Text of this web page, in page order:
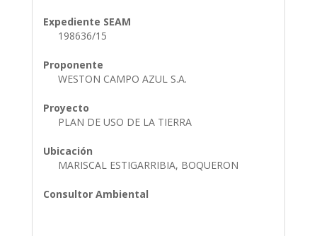
Expediente SEAM
198636/15
Proponente
WESTON CAMPO AZUL S.A.
Proyecto
PLAN DE USO DE LA TIERRA
Ubicación
MARISCAL ESTIGARRIBIA, BOQUERON
Consultor Ambiental